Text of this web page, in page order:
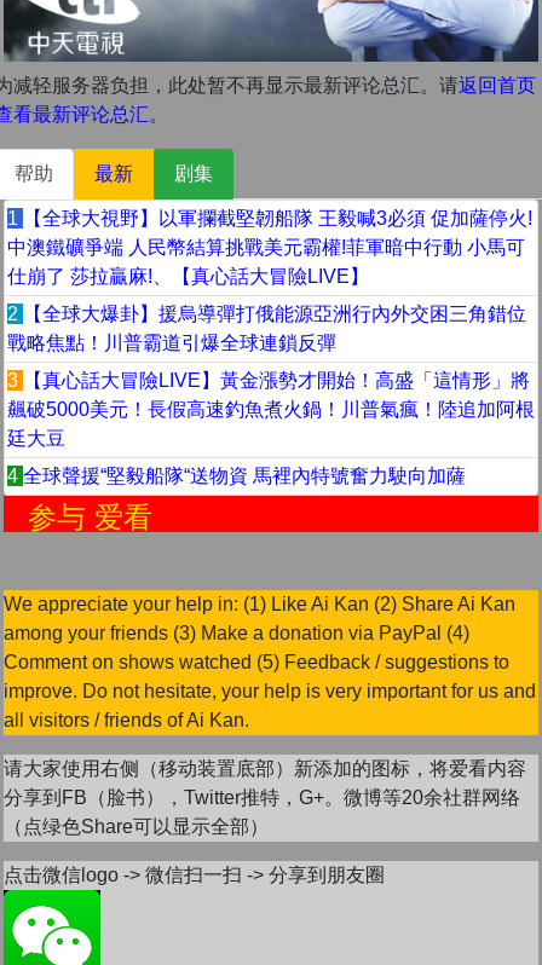
减轻服务器负担，此处暂不再显示最新评论总汇。请返回首页
看最新评论总汇。
帮助 最新 剧集
1
【全球大視野】以軍攔截堅韌船隊 王毅喊3必須 促加薩停火!
中澳鐵礦爭端 人民幣結算挑戰美元霸權!菲軍暗中行動 小馬可
仕崩了 莎拉贏麻!、【真心話大冒險LIVE】
2
【全球大爆卦】援烏導彈打俄能源亞洲行內外交困三角錯位
戰略焦點！川普霸道引爆全球連鎖反彈
3
【真心話大冒險LIVE】黃金漲勢才開始！高盛「這情形」將
飆破5000美元！長假高速釣魚煮火鍋！川普氣瘋！陸追加阿根
廷大豆
4 全球聲援“堅毅船隊“送物資 馬裡內特號奮力駛向加薩
爱看
We appreciate your help in: (1) Like Ai Kan (2) Share Ai Kan
among your friends (3) Make a donation via PayPal (4)
Comment on shows watched (5) Feedback / suggestions to
improve. Do not hesitate, your help is very important for us and
all visitors / friends of Ai Kan.
请大家使用右侧（移动装置底部）新添加的图标，将爱看内容
分享到FB（脸书），Twitter推特，G+。微博等20余社群网络
（点绿色Share可以显示全部）
点击微信logo -> 微信扫一扫 -> 分享到朋友圈